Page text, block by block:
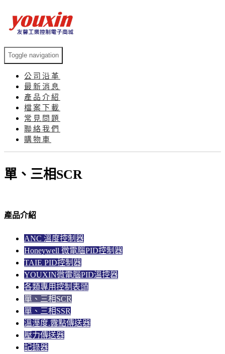
Toggle navigation
公司沿革
最新消息
產品介紹
檔案下載
常見問題
聯絡我們
購物車
單、三相SCR
產品介紹
ANC 溫度控制器
Honeywell 微電腦PID控制器
TAIE PID控制器
YOUXIN微電腦PID溫控器
各類專用控制表頭
單、三相SCR
單、三相SSR
溫溼度.露點傳送器
壓力傳送器
記錄器